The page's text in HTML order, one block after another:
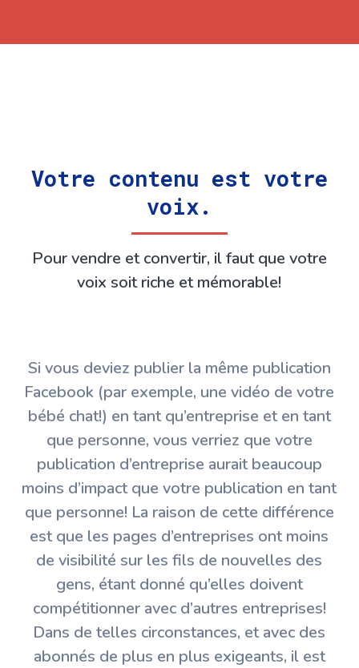
Votre contenu est votre
voix.
Pour vendre et convertir, il faut que votre
voix soit riche et mémorable!
Si vous deviez publier la même publication
Facebook (par exemple, une vidéo de votre
bébé chat!) en tant qu’entreprise et en tant
que personne, vous verriez que votre
publication d’entreprise aurait beaucoup
moins d’impact que votre publication en tant
que personne! La raison de cette différence
est que les pages d’entreprises ont moins
de visibilité sur les fils de nouvelles des
gens, étant donné qu’elles doivent
compétitionner avec d’autres entreprises!
Dans de telles circonstances, et avec des
abonnés de plus en plus exigeants, il est